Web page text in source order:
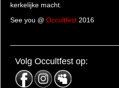
kerkelijke macht.
See you @ Occultfest 2016
Volg Occultfest op: